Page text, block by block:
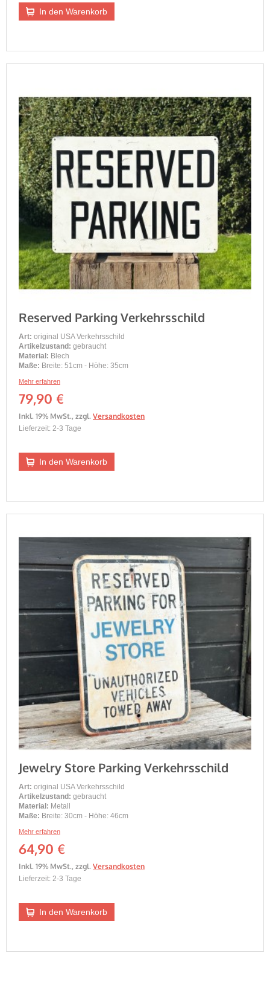
In den Warenkorb
Reserved Parking Verkehrsschild
Art: original USA Verkehrsschild
Artikelzustand: gebraucht
Material: Blech
Maße: Breite: 51cm - Höhe: 35cm
Mehr erfahren
79,90 €
Inkl. 19% MwSt., zzgl. Versandkosten
Lieferzeit: 2-3 Tage
In den Warenkorb
Jewelry Store Parking Verkehrsschild
Art: original USA Verkehrsschild
Artikelzustand: gebraucht
Material: Metall
Maße: Breite: 30cm - Höhe: 46cm
Mehr erfahren
64,90 €
Inkl. 19% MwSt., zzgl. Versandkosten
Lieferzeit: 2-3 Tage
In den Warenkorb